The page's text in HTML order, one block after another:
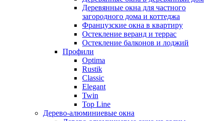
Деревянные окна для частного
загородного дома и коттеджа
Французские окна в квартиру
Остекление веранд и террас
Остекление балконов и лоджий
Профили
Optima
Rustik
Classic
Elegant
Twin
Top Line
Дерево-алюминиевые окна